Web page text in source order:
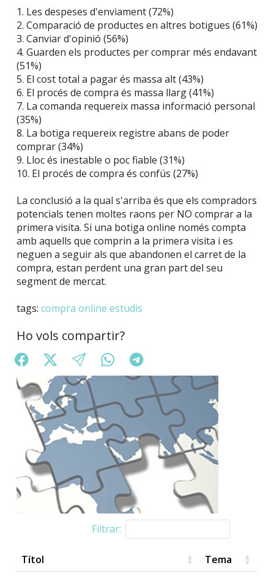
1. Les despeses d'enviament (72%)
2. Comparació de productes en altres botigues (61%)
3. Canviar d'opinió (56%)
4. Guarden els productes per comprar més endavant
(51%)
5. El cost total a pagar és massa alt (43%)
6. El procés de compra és massa llarg (41%)
7. La comanda requereix massa informació personal
(35%)
8. La botiga requereix registre abans de poder
comprar (34%)
9. Lloc és inestable o poc fiable (31%)
10. El procés de compra és confús (27%)
La conclusió a la qual s'arriba és que els compradors
potencials tenen moltes raons per NO comprar a la
primera visita. Si una botiga online només compta
amb aquells que comprin a la primera visita i es
neguen a seguir als que abandonen el carret de la
compra, estan perdent una gran part del seu
segment de mercat.
tags: compra online estudis
Ho vols compartir?
Filtrar:
Títol
Tema